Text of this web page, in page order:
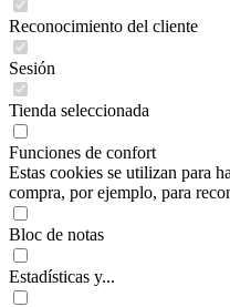
Reconocimiento del cliente
Sesión
Tienda seleccionada
Funciones de confort
Estas cookies se utilizan para
compra, por ejemplo, para
Bloc de notas
Estadísticas y...